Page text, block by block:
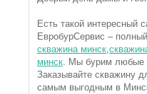
Есть такой интересный
ЕвробурСервис –
скважина минск,
минск. Мы бурим любые
Заказывайте скважину
самым выгодным в